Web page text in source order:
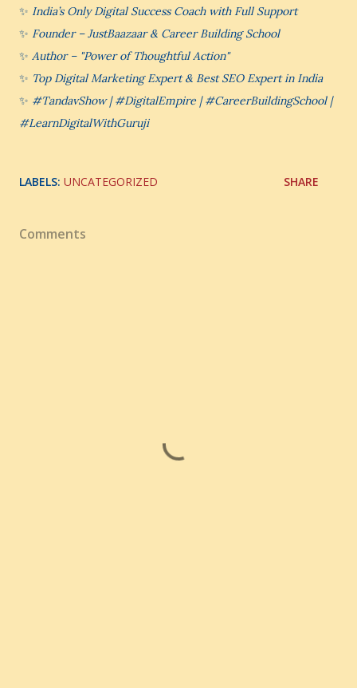
✨ India’s Only Digital Success Coach with Full Support
✨ Founder – JustBaazaar & Career Building School
✨ Author – "Power of Thoughtful Action"
✨ Top Digital Marketing Expert & Best SEO Expert in India
✨ #TandavShow | #DigitalEmpire | #CareerBuildingSchool |
#LearnDigitalWithGuruji
LABELS: UNCATEGORIZED SHARE
Comments